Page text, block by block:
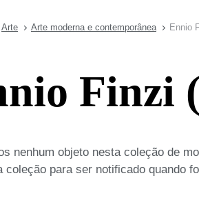
Arte Arte moderna e contemporânea Ennio
Finzi
nenhum objeto nesta coleção de
coleção para ser notificado quando